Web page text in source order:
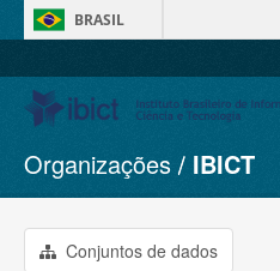
BRASIL
Conjuntos de dados
Organizações
Grupos
Organizações IBICT
Conjuntos de dados